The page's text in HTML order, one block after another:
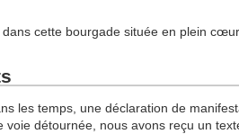
cette bourgade située en plein
les temps, une déclaration de
voie détournée, nous avons reçu un